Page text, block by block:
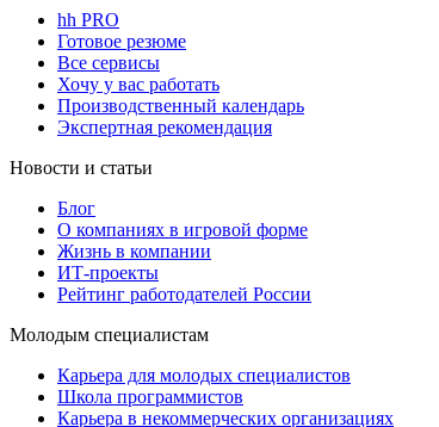
hh PRO
Готовое резюме
Все сервисы
Хочу у вас работать
Производственный календарь
Экспертная рекомендация
Новости и статьи
Блог
О компаниях в игровой форме
Жизнь в компании
ИТ-проекты
Рейтинг работодателей России
Молодым специалистам
Карьера для молодых специалистов
Школа программистов
Карьера в некоммерческих организациях